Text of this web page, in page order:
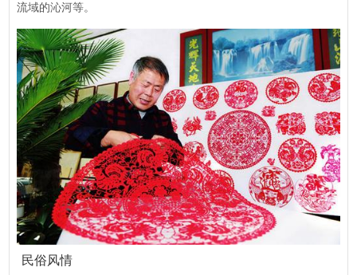
流域的沁河等。
民俗风情